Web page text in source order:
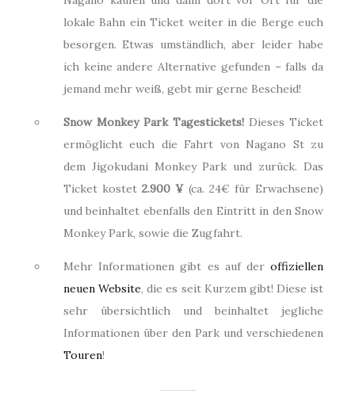
lokale Bahn ein Ticket weiter in die Berge euch
besorgen. Etwas umständlich, aber leider habe
ich keine andere Alternative gefunden – falls da
jemand mehr weiß, gebt mir gerne Bescheid!
Snow Monkey Park Tagestickets! Dieses Ticket
ermöglicht euch die Fahrt von Nagano St zu
dem Jigokudani Monkey Park und zurück. Das
Ticket kostet2.900 ¥(ca. 24€ für Erwachsene)
und beinhaltet ebenfalls den Eintritt in den Snow
Monkey Park, sowie die Zugfahrt.
Mehr Informationen gibt es auf der offiziellen
neuen Website, die es seit Kurzem gibt! Diese ist
sehr übersichtlich und beinhaltet jegliche
Informationen über den Park und verschiedenen
Touren!